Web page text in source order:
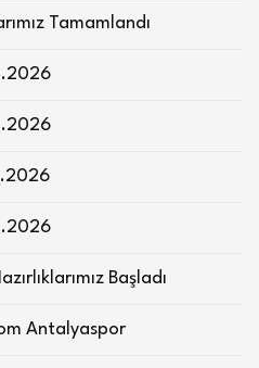
Tamamlandı
Başladı
Antalyaspor